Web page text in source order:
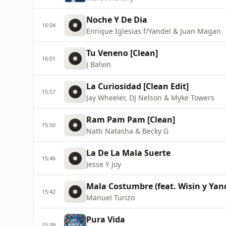
16:04 Noche Y De Dia
Enrique Iglesias f/Yandel & Juan Magan
16:01 Tu Veneno [Clean]
J Balvin
15:57 La Curiosidad [Clean Edit]
Jay Wheeler, DJ Nelson & Myke Towers
15:50 Ram Pam Pam [Clean]
Natti Natasha & Becky G
15:46 La De La Mala Suerte
Jesse Y Joy
15:42 Mala Costumbre (feat. Wisin y
Manuel Turizo
15:39 Pura Vida